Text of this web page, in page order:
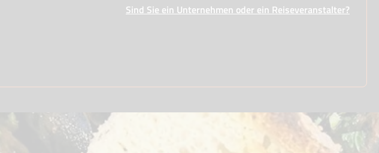
Sind Sie ein Unternehmen oder ein Reiseveranstalter?